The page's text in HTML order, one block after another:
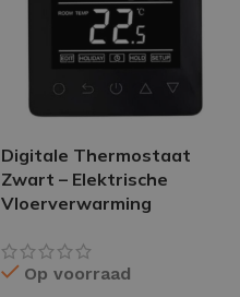
Digitale Thermostaat
Zwart – Elektrische
Vloerverwarming
Op voorraad